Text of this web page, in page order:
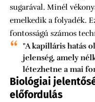
sugarával. Minél
emelkedik a folyadék.
fontosságú számos
"A kapilláris hatás
jelenség, amely
létezhetne a mai
Biológiai
előfordulás